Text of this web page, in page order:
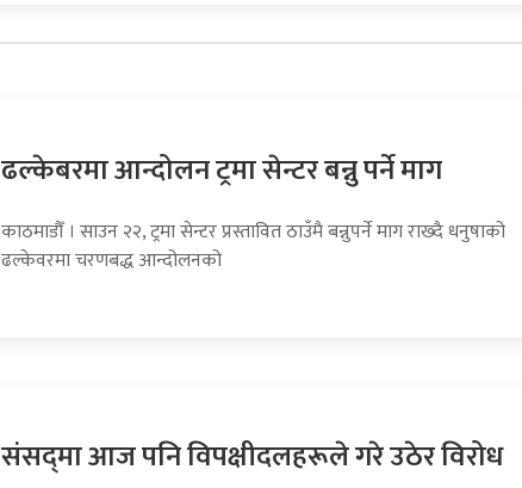
ढल्केबरमा आन्दोलन ट्रमा सेन्टर बन्नु पर्ने माग
काठमाडौँ । साउन २२, ट्रमा सेन्टर प्रस्तावित ठाउँमै बन्नुपर्ने माग राख्दै धनुषाको
ढल्केवरमा चरणबद्ध आन्दोलनको
संसद्‍मा आज पनि विपक्षीदलहरूले गरे उठेर विरोध